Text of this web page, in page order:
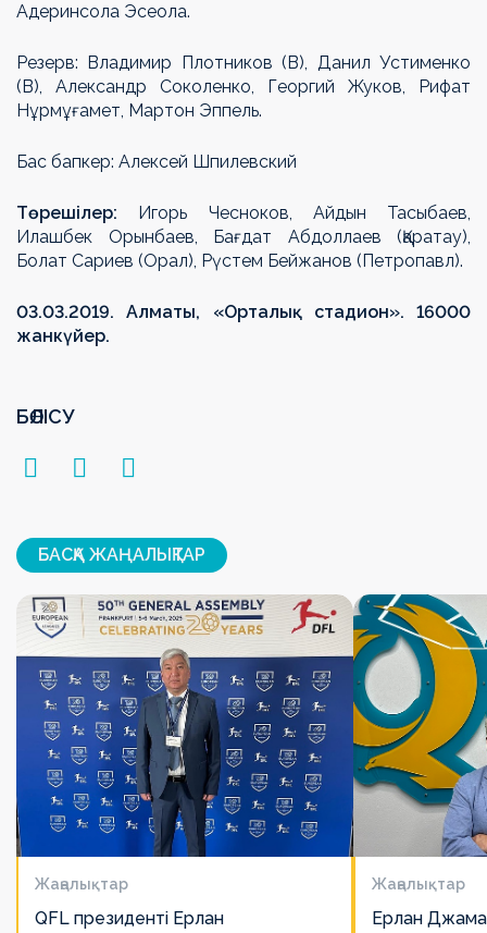
Адеринсола Эсеола.
Резерв: Владимир Плотников (В), Данил Устименко
(В), Александр Соколенко, Георгий Жуков, Рифат
Нұрмұғамет, Мартон Эппель.
Бас бапкер: Алексей Шпилевский
Төрешілер: Игорь Чесноков, Айдын Тасыбаев,
Илашбек Орынбаев, Бағдат Абдоллаев (Қаратау),
Болат Сариев (Орал), Рүстем Бейжанов (Петропавл).
03.03.2019. Алматы, «Орталық стадион». 16000
жанкүйер.
БӨЛІСУ
БАСҚА ЖАҢАЛЫҚТАР
Жаңалықтар
QFL президенті Ерлан
Жаңалықтар
Ерлан